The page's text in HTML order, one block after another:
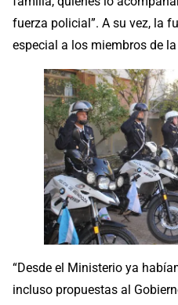
fuerza policial”. A su vez, la
especial a los miembros de
“Desde el Ministerio ya
incluso propuestas al